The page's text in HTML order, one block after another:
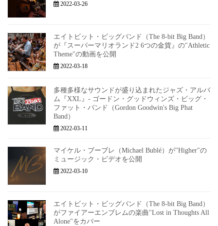
2022-03-26
エイトビット・ビッグバンド（The 8-bit Big Band）
が『スーパーマリオランド2 6つの金貨』の"Athletic
Theme"の動画を公開
2022-03-18
多種多様なサウンドが盛り込まれたジャズ・アルバ
ム『XXL』- ゴードン・グッドウィンズ・ビッグ・
ファット・バンド（Gordon Goodwin's Big Phat
Band）
2022-03-11
マイケル・ブーブレ（Michael Bublé）が"Higher"の
ミュージック・ビデオを公開
2022-03-10
エイトビット・ビッグバンド（The 8-bit Big Band）
がファイアーエンブレムの楽曲"Lost in Thoughts All
Alone"をカバー